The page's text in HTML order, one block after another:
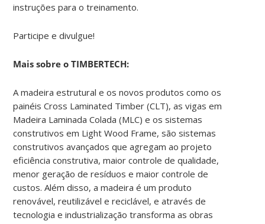
instruções para o treinamento.
Participe e divulgue!
Mais sobre o TIMBERTECH:
A madeira estrutural e os novos produtos como os
painéis Cross Laminated Timber (CLT), as vigas em
Madeira Laminada Colada (MLC) e os sistemas
construtivos em Light Wood Frame, são sistemas
construtivos avançados que agregam ao projeto
eficiência construtiva, maior controle de qualidade,
menor geração de resíduos e maior controle de
custos. Além disso, a madeira é um produto
renovável, reutilizável e reciclável, e através de
tecnologia e industrialização transforma as obras